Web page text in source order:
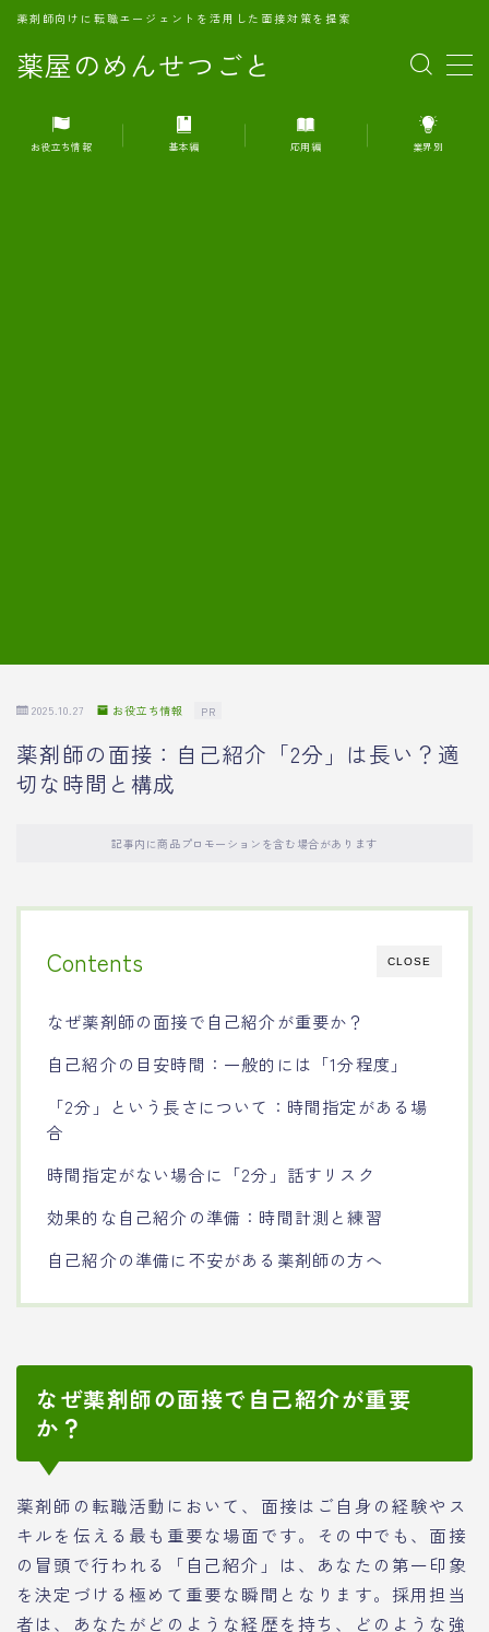
薬屋のめんせつごと
薬剤師向けに転職エージェントを活用した面接対策を提案
MENU
1.転職エージェントとは何か？
お役立ち情報 基本編 応用編 業界別
2025.10.27 お役立ち情報 PR
薬剤師の面接：自己紹介「2分」は長い？適
切な時間と構成
記事内に商品プロモーションを含む場合があります
CLOSE
Contents
なぜ薬剤師の面接で自己紹介が重要か？
自己紹介の目安時間：一般的には「1分程度」
「2分」という長さについて：時間指定がある場
合
時間指定がない場合に「2分」話すリスク
効果的な自己紹介の準備：時間計測と練習
自己紹介の準備に不安がある薬剤師の方へ
なぜ薬剤師の面接で自己紹介が重要
か？
薬剤師の転職活動において、面接はご自身の経験やス
キルを伝える最も重要な場面です。その中でも、面接
の冒頭で行われる「自己紹介」は、あなたの第一印象
を決定づける極めて重要な瞬間となります。採用担当
者は、あなたがどのような経歴を持ち、どのような強